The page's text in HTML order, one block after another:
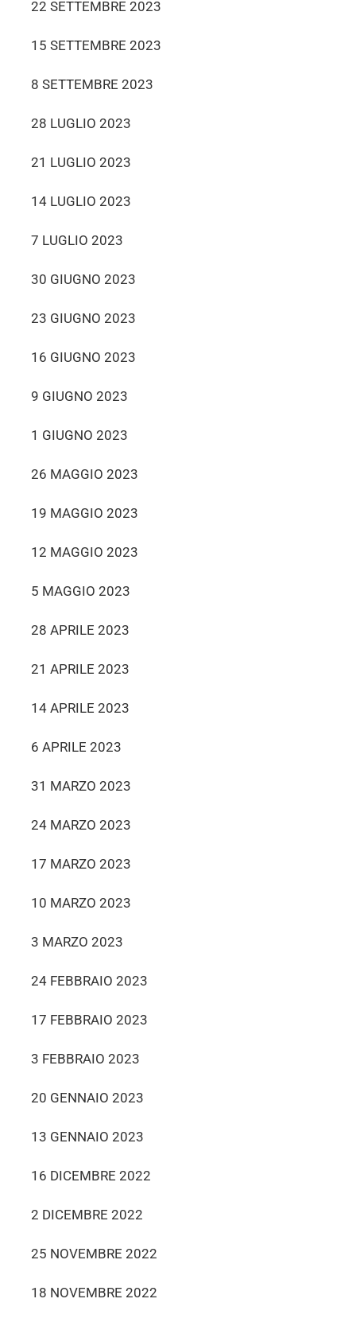
22 SETTEMBRE 2023
15 SETTEMBRE 2023
8 SETTEMBRE 2023
28 LUGLIO 2023
21 LUGLIO 2023
14 LUGLIO 2023
7 LUGLIO 2023
30 GIUGNO 2023
23 GIUGNO 2023
16 GIUGNO 2023
9 GIUGNO 2023
1 GIUGNO 2023
26 MAGGIO 2023
19 MAGGIO 2023
12 MAGGIO 2023
5 MAGGIO 2023
28 APRILE 2023
21 APRILE 2023
14 APRILE 2023
6 APRILE 2023
31 MARZO 2023
24 MARZO 2023
17 MARZO 2023
10 MARZO 2023
3 MARZO 2023
24 FEBBRAIO 2023
17 FEBBRAIO 2023
3 FEBBRAIO 2023
20 GENNAIO 2023
13 GENNAIO 2023
16 DICEMBRE 2022
2 DICEMBRE 2022
25 NOVEMBRE 2022
18 NOVEMBRE 2022